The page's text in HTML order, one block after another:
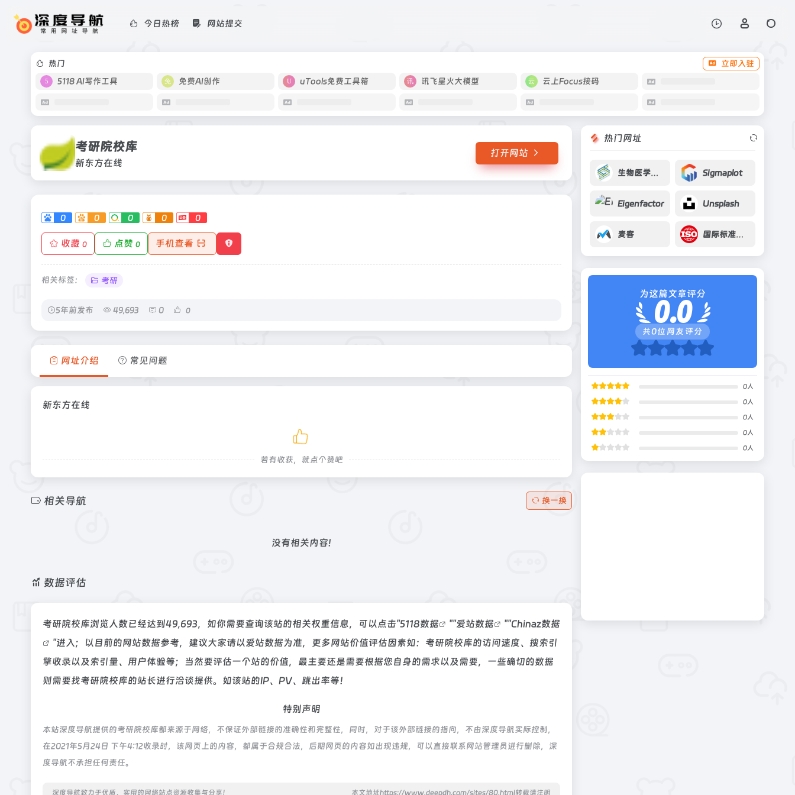
今日热榜 网站提交
热门
立即入驻
5118 AI写作工具
免费AI创作 uTools免费工具箱 讯飞星火大模型 云上Focus接码
考研院校库
新东方在线
打开网站
0 0 0 0 0
收藏 0 点赞 0 手机查看
相关标签： 考研
5年前发布 49,693 0 0
网址介绍 常见问题
新东方在线
若有收获，就点个赞吧
相关导航 换一换
没有相关内容!
数据评估
考研院校库浏览人数已经达到49,693，如你需要查询该站的相关权重信息，可以点击"5118数据 ""爱站数据 ""Chinaz数据
"进入；以目前的网站数据参考，建议大家请以爱站数据为准，更多网站价值评估因素如：考研院校库的访问速度、搜索引
擎收录以及索引量、用户体验等；当然要评估一个站的价值，最主要还是需要根据您自身的需求以及需要，一些确切的数据
则需要找考研院校库的站长进行洽谈提供。如该站的IP、PV、跳出率等！
特别声明
本站深度导航提供的考研院校库都来源于网络，不保证外部链接的准确性和完整性，同时，对于该外部链接的指向，不由深度导航实际控制，
在2021年5月24日 下午4:12收录时，该网页上的内容，都属于合规合法，后期网页的内容如出现违规，可以直接联系网站管理员进行删除，深
度导航不承担任何责任。
深度导航致力于优质、实用的网络站点资源收集与分享！ 本文地址https://www.deepdh.com/sites/80.html转载请注明
热门网址
生物医学卢里奖 Sigmaplot
Eigenfactor Unsplash
麦客 国际标准化组织
为这篇文章评分
0.0
共0位网友评分
0人
0人
0人
0人
0人